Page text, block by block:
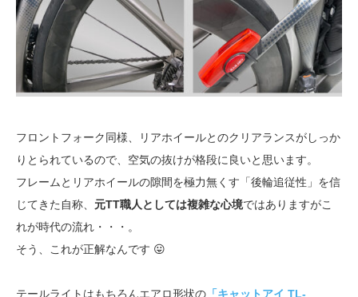
フロントフォーク同様、リアホイールとのクリアランスがしっか
りとられているので、空気の抜けが格段に良いと思います。
フレームとリアホイールの隙間を極力無くす「後輪追従性」を信
じてきた自称、 元TT職人としては複雑な心境ではありますがこ
れが時代の流れ・・・。
そう、これが正解なんです 😛
テールライトはもちろんエアロ形状の 「キャットアイ TL-